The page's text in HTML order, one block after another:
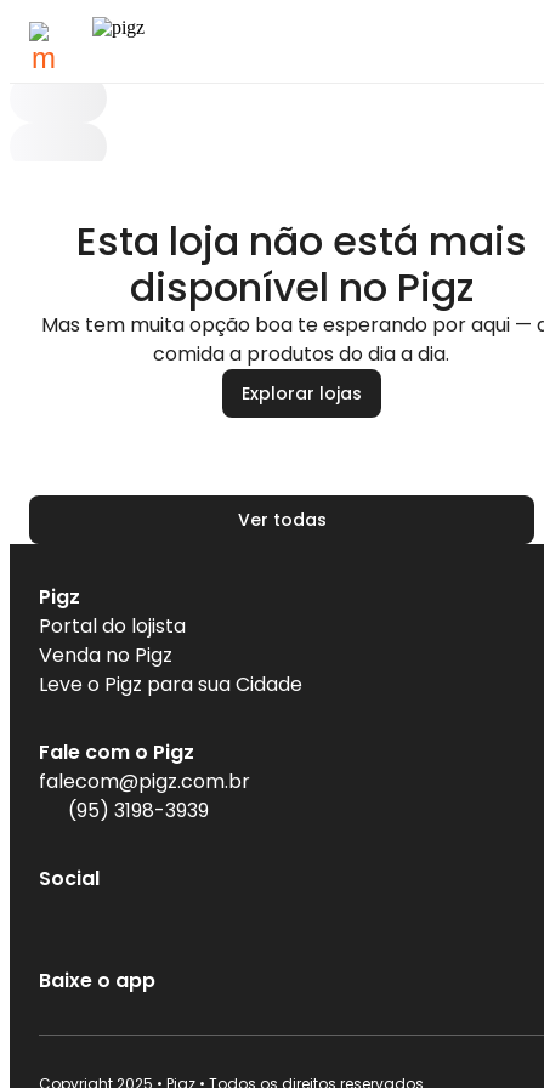
Esta loja não está mais
disponível no Pigz
Mas tem muita opção boa te esperando por aqui —
comida a produtos do dia a dia.
Explorar lojas
Ver todas
Pigz
Portal do lojista
Venda no Pigz
Leve o Pigz para sua Cidade
Fale com o Pigz
falecom@pigz.com.br
(95) 3198-3939
Social
Baixe o app
Copyright 2025 • Pigz • Todos os direitos reservados